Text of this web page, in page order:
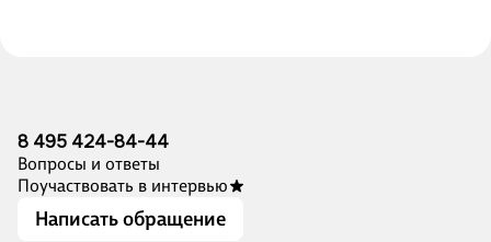
8 495 424-84-44
Вопросы и ответы
Поучаствовать в интервью
Написать обращение